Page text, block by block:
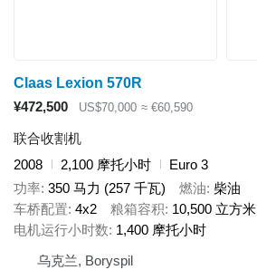
Claas Lexion 570R
¥472,500
US$70,000 ≈ €60,590
联合收割机
2008
2,100 摩托小时
Euro 3
功率 350 马力 (257 千瓦) 燃油 柴油
车桥配置 4x2 粮箱容积 10,500 立方米
电机运行小时数 1,400 摩托小时
乌克兰, Boryspil